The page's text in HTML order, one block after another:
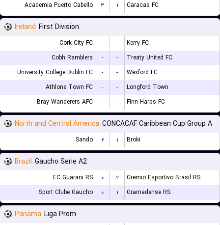
Academia Puerto Cabello ۳ ۱ Caracas FC
Ireland First Division
Cork City FC - -
Kerry FC
Cobh Ramblers
- -
Treaty United FC
University College Dublin FC
- -
Wexford FC
Athlone Town FC
- -
Longford Town
Bray Wanderers AFC
- - Finn Harps FC
North and Central America CONCACAF Caribbean Cup Group A
Sando ۲ ۱ Broki
Brazil Gaucho Serie A2
EC Guarani RS ۰ ۲
Gremio Esportivo Brasil RS
Sport Clube Gaucho
۰ ۱ Gramadense RS
Panama Liga Prom